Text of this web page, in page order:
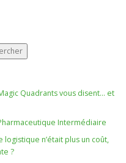
Quadrants vous disent… et
Intermédiaire
n’était plus un coût,
?